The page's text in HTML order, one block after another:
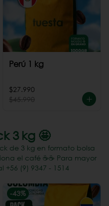
Perú 1 kg
$27.990
$45.990
3 kg 🤩
de 3 kg en formato bolsa
el café ☕️☕️ Para mayor
(9) 9347 - 1514
-43%